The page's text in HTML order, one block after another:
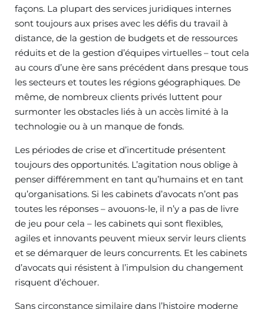
façons. La plupart des services juridiques internes
sont toujours aux prises avec les défis du travail à
distance, de la gestion de budgets et de ressources
réduits et de la gestion d’équipes virtuelles – tout cela
au cours d’une ère sans précédent dans presque tous
les secteurs et toutes les régions géographiques. De
même, de nombreux clients privés luttent pour
surmonter les obstacles liés à un accès limité à la
technologie ou à un manque de fonds.
Les périodes de crise et d’incertitude présentent
toujours des opportunités. L’agitation nous oblige à
penser différemment en tant qu’humains et en tant
qu’organisations. Si les cabinets d’avocats n’ont pas
toutes les réponses – avouons-le, il n’y a pas de livre
de jeu pour cela – les cabinets qui sont flexibles,
agiles et innovants peuvent mieux servir leurs clients
et se démarquer de leurs concurrents. Et les cabinets
d’avocats qui résistent à l’impulsion du changement
risquent d’échouer.
Sans circonstance similaire dans l’histoire moderne